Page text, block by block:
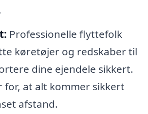
Professionelle flyttefolk
køretøjer og redskaber til
dine ejendele sikkert.
for, at alt kommer sikkert
afstand.